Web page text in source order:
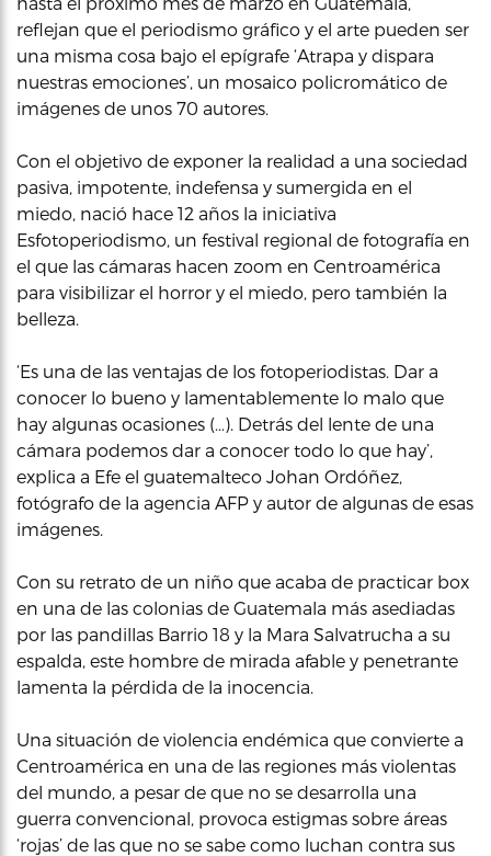
reflejan que el periodismo gráfico y el arte pueden ser
una misma cosa bajo el epígrafe ‘Atrapa y dispara
nuestras emociones’, un mosaico policromático de
imágenes de unos 70 autores.
Con el objetivo de exponer la realidad a una sociedad
pasiva, impotente, indefensa y sumergida en el
miedo, nació hace 12 años la iniciativa
Esfotoperiodismo, un festival regional de fotografía en
el que las cámaras hacen zoom en Centroamérica
para visibilizar el horror y el miedo, pero también la
belleza.
‘Es una de las ventajas de los fotoperiodistas. Dar a
conocer lo bueno y lamentablemente lo malo que
hay algunas ocasiones (…). Detrás del lente de una
cámara podemos dar a conocer todo lo que hay’,
explica a Efe el guatemalteco Johan Ordóñez,
fotógrafo de la agencia AFP y autor de algunas de esas
imágenes.
Con su retrato de un niño que acaba de practicar box
en una de las colonias de Guatemala más asediadas
por las pandillas Barrio 18 y la Mara Salvatrucha a su
espalda, este hombre de mirada afable y penetrante
lamenta la pérdida de la inocencia.
Una situación de violencia endémica que convierte a
Centroamérica en una de las regiones más violentas
del mundo, a pesar de que no se desarrolla una
guerra convencional, provoca estigmas sobre áreas
‘rojas’ de las que no se sabe como luchan contra sus